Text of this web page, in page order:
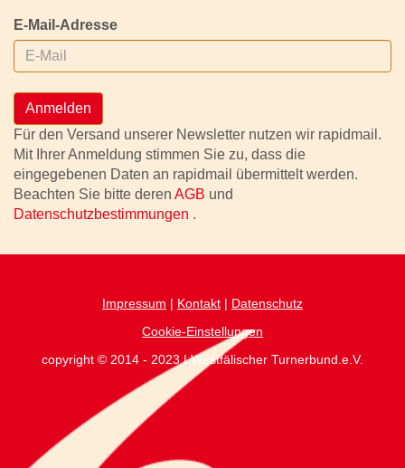
E-Mail-Adresse
Anmelden
Für den Versand unserer Newsletter nutzen wir rapidmail.
Mit Ihrer Anmeldung stimmen Sie zu, dass die
eingegebenen Daten an rapidmail übermittelt werden.
Beachten Sie bitte deren AGB und
Datenschutzbestimmungen .
Impressum | Kontakt | Datenschutz
Cookie-Einstellungen
copyright © 2014 - 2023 | Westfälischer Turnerbund.e.V.